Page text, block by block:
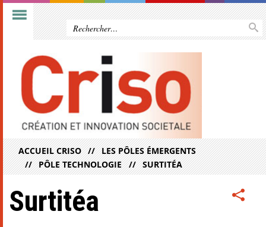
ACCUEIL CRISO
LES PÔLES ÉMERGENTS
PÔLE TECHNOLOGIE
SURTITÉA
Surtitéa